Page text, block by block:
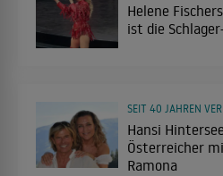
Helene
ist die
Hansi
Österreicher
Ramona
SEIT 40 JAHREN